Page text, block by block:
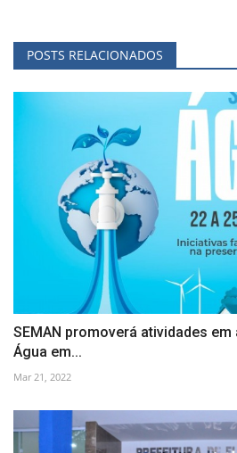
POSTS RELACIONADOS
SEMAN promoverá atividades em
Água em...
Mar 21, 2022